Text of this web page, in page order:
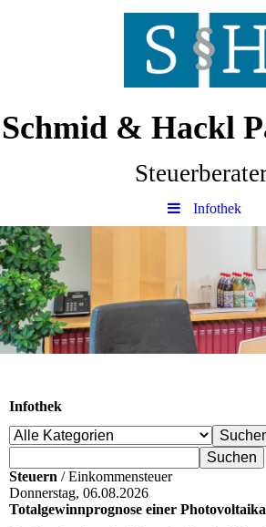
Schmid & Hackl
Infothek
Infothek
Steuern / Einkommensteuer
Donnerstag, 06.08.2026
Totalgewinnprognose einer